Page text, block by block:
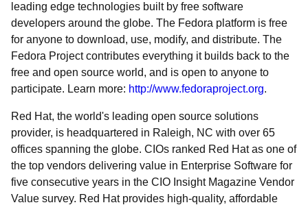
leading edge technologies built by free software
developers around the globe. The Fedora platform is free
for anyone to download, use, modify, and distribute. The
Fedora Project contributes everything it builds back to the
free and open source world, and is open to anyone to
participate. Learn more: http://www.fedoraproject.org.
Red Hat, the world's leading open source solutions
provider, is headquartered in Raleigh, NC with over 65
offices spanning the globe. CIOs ranked Red Hat as one of
the top vendors delivering value in Enterprise Software for
five consecutive years in the CIO Insight Magazine Vendor
Value survey. Red Hat provides high-quality, affordable